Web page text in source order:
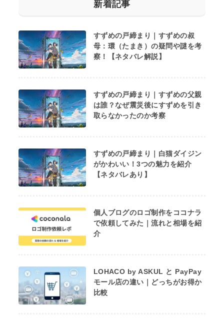
新着記事
すずめの戸締まり｜すずめの叔
母：環（たまき）の疑問や謎を考
察！【ネタバレ解説】
すずめの戸締まり｜すずめの父親
は誰？なぜ震災後にすずめを引き
取らなかったのか考察
すずめの戸締まり｜白猫ダイジン
がかわいい！3つの魅力を紹介
【ネタバレあり】
個人ブログのロゴ制作をココナラ
で依頼してみた｜流れと相場を紹
介
LOHACO by ASKUL と PayPay
モール店の違い｜どっちがお得か
比較